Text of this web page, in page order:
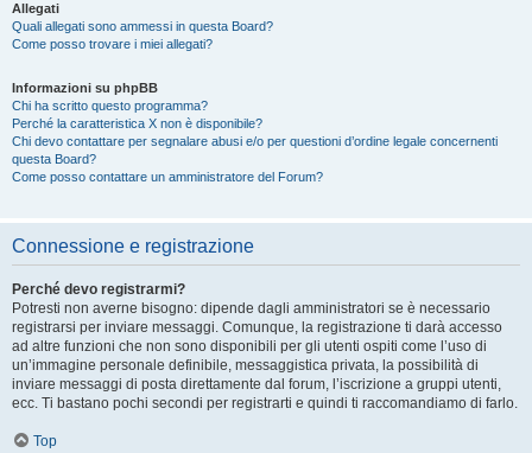
Allegati
Quali allegati sono ammessi in questa Board?
Come posso trovare i miei allegati?
Informazioni su phpBB
Chi ha scritto questo programma?
Perché la caratteristica X non è disponibile?
Chi devo contattare per segnalare abusi e/o per questioni d’ordine legale concernenti
questa Board?
Come posso contattare un amministratore del Forum?
Connessione e registrazione
Perché devo registrarmi?
Potresti non averne bisogno: dipende dagli amministratori se è necessario
registrarsi per inviare messaggi. Comunque, la registrazione ti darà accesso
ad altre funzioni che non sono disponibili per gli utenti ospiti come l’uso di
un’immagine personale definibile, messaggistica privata, la possibilità di
inviare messaggi di posta direttamente dal forum, l’iscrizione a gruppi utenti,
ecc. Ti bastano pochi secondi per registrarti e quindi ti raccomandiamo di farlo.
Top